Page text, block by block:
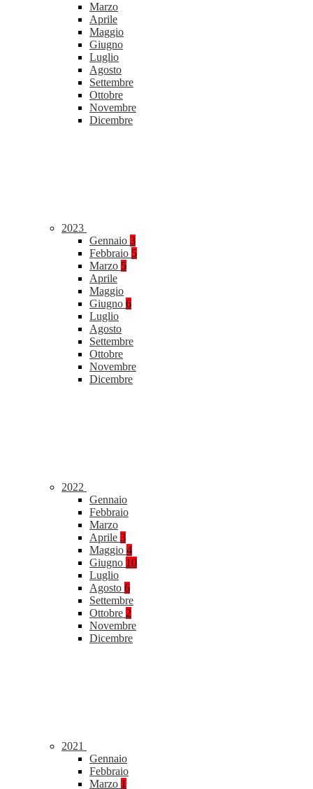
Marzo
Aprile
Maggio
Giugno
Luglio
Agosto
Settembre
Ottobre
Novembre
Dicembre
2023
Gennaio 3
Febbraio 5
Marzo 5
Aprile
Maggio
Giugno 6
Luglio
Agosto
Settembre
Ottobre
Novembre
Dicembre
2022
Gennaio
Febbraio
Marzo
Aprile 3
Maggio 4
Giugno 10
Luglio
Agosto 6
Settembre
Ottobre 2
Novembre
Dicembre
2021
Gennaio
Febbraio
Marzo 1